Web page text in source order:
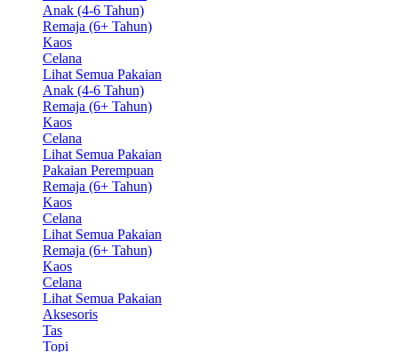
Anak (4-6 Tahun)
Remaja (6+ Tahun)
Kaos
Celana
Lihat Semua Pakaian
Anak (4-6 Tahun)
Remaja (6+ Tahun)
Kaos
Celana
Lihat Semua Pakaian
Pakaian Perempuan
Remaja (6+ Tahun)
Kaos
Celana
Lihat Semua Pakaian
Remaja (6+ Tahun)
Kaos
Celana
Lihat Semua Pakaian
Aksesoris
Tas
Topi